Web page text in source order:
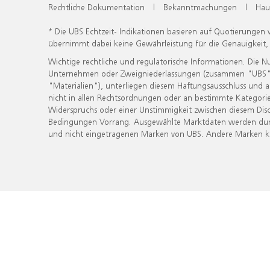
Rechtliche Dokumentation | Bekanntmachungen |
* Die UBS Echtzeit- Indikationen basieren auf
übernimmt dabei keine Gewährleistung für die
Wichtige rechtliche und regulatorische Informationen. Die
Unternehmen oder Zweigniederlassungen (zusammen
"Materialien"), unterliegen diesem Haftungsausschluss
nicht in allen Rechtsordnungen oder an bestimmte
Widerspruchs oder einer Unstimmigkeit zwischen diesem
Bedingungen Vorrang. Ausgewählte Marktdaten werden
und nicht eingetragenen Marken von UBS. Andere Marken